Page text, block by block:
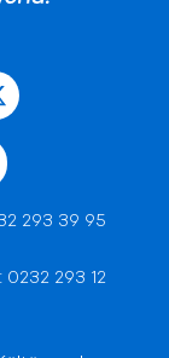
293 39 95
0232 293 12